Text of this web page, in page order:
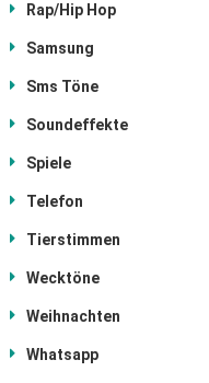
Rap/Hip Hop
Samsung
Sms Töne
Soundeffekte
Spiele
Telefon
Tierstimmen
Wecktöne
Weihnachten
Whatsapp